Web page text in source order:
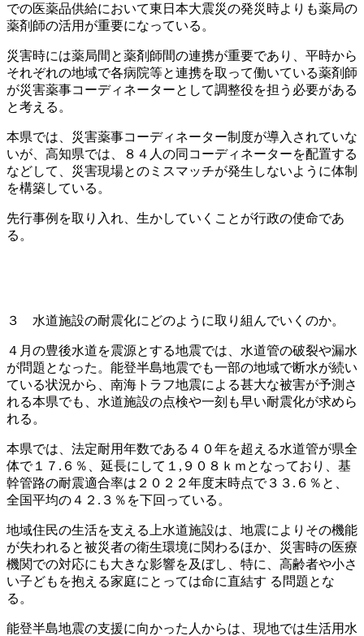
での医薬品供給において東日本大震災の発災時よりも薬局の
薬剤師の活用が重要になっている。
災害時には薬局間と薬剤師間の連携が重要であり、平時から
それぞれの地域で各病院等と連携を取って働いている薬剤師
が災害薬事コーディネーターとして調整役を担う必要がある
と考える。
本県では、災害薬事コーディネーター制度が導入されていな
いが、高知県では、８４人の同コーディネーターを配置する
などして、災害現場とのミスマッチが発生しないように体制
を構築している。
先行事例を取り入れ、生かしていくことが行政の使命であ
る。
３ 水道施設の耐震化にどのように取り組んでいくのか。
４月の豊後水道を震源とする地震では、水道管の破裂や漏水
が問題となった。能登半島地震でも一部の地域で断水が続い
ている状況から、南海トラフ地震による甚大な被害が予測さ
れる本県でも、水道施設の点検や一刻も早い耐震化が求めら
れる。
本県では、法定耐用年数である４０年を超える水道管が県全
体で１７.６％、延長にして１,９０８ｋｍとなっており、基
幹管路の耐震適合率は２０２２年度末時点で３３.６％と、
全国平均の４２.３％を下回っている。
地域住民の生活を支える上水道施設は、地震によりその機能
が失われると被災者の衛生環境に関わるほか、災害時の医療
機関での対応にも大きな影響を及ぼし、特に、高齢者や小さ
い子どもを抱える家庭にとっては命に直結す る問題とな
る。
能登半島地震の支援に向かった人からは、現地では生活用水